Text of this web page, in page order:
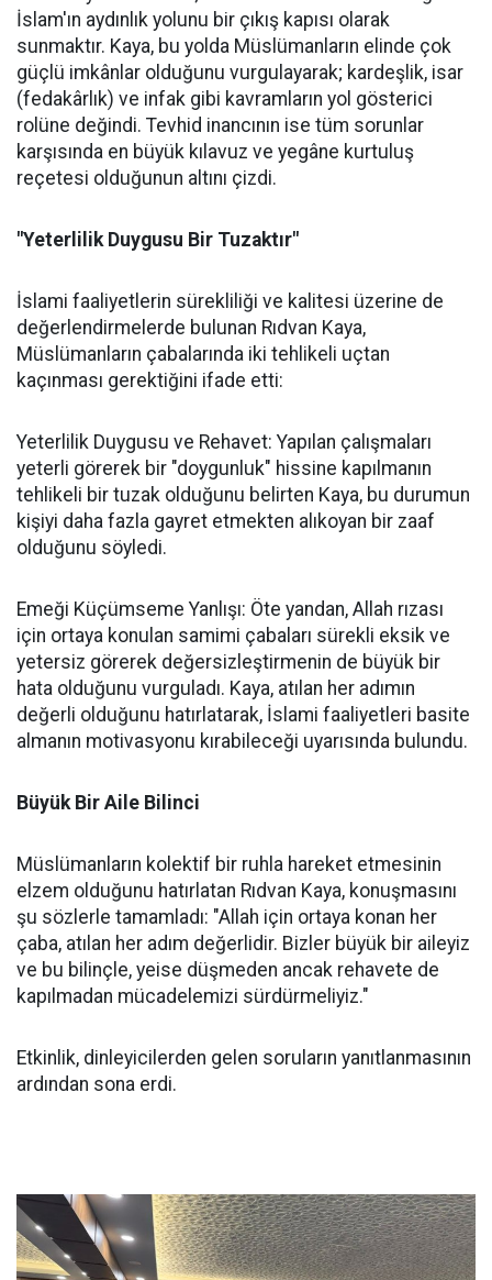
İslam'ın aydınlık yolunu bir çıkış kapısı olarak
sunmaktır. Kaya, bu yolda Müslümanların elinde çok
güçlü imkânlar olduğunu vurgulayarak; kardeşlik, isar
(fedakârlık) ve infak gibi kavramların yol gösterici
rolüne değindi. Tevhid inancının ise tüm sorunlar
karşısında en büyük kılavuz ve yegâne kurtuluş
reçetesi olduğunun altını çizdi.
"Yeterlilik Duygusu Bir Tuzaktır"
İslami faaliyetlerin sürekliliği ve kalitesi üzerine de
değerlendirmelerde bulunan Rıdvan Kaya,
Müslümanların çabalarında iki tehlikeli uçtan
kaçınması gerektiğini ifade etti:
Yeterlilik Duygusu ve Rehavet: Yapılan çalışmaları
yeterli görerek bir "doygunluk" hissine kapılmanın
tehlikeli bir tuzak olduğunu belirten Kaya, bu durumun
kişiyi daha fazla gayret etmekten alıkoyan bir zaaf
olduğunu söyledi.
Emeği Küçümseme Yanlışı: Öte yandan, Allah rızası
için ortaya konulan samimi çabaları sürekli eksik ve
yetersiz görerek değersizleştirmenin de büyük bir
hata olduğunu vurguladı. Kaya, atılan her adımın
değerli olduğunu hatırlatarak, İslami faaliyetleri basite
almanın motivasyonu kırabileceği uyarısında bulundu.
Büyük Bir Aile Bilinci
Müslümanların kolektif bir ruhla hareket etmesinin
elzem olduğunu hatırlatan Rıdvan Kaya, konuşmasını
şu sözlerle tamamladı: "Allah için ortaya konan her
çaba, atılan her adım değerlidir. Bizler büyük bir aileyiz
ve bu bilinçle, yeise düşmeden ancak rehavete de
kapılmadan mücadelemizi sürdürmeliyiz."
Etkinlik, dinleyicilerden gelen soruların yanıtlanmasının
ardından sona erdi.